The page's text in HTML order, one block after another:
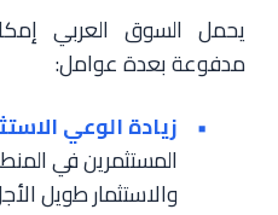
مدفوعة بعدة عوامل:
زيادة الوعي
المستثمرين في
والاستثمار طويل